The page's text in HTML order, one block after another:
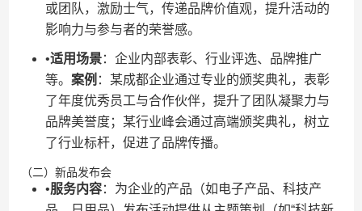
或团队，激励士气，传递品牌价值观，提升活动的
影响力与参与者的荣誉感。
•​​适用场景​​：企业内部表彰、行业评选、品牌推广
等。​ ​案例​ ​：某成都企业通过专业的颁奖典礼，表彰
了年度优秀员工与合作伙伴，提升了团队凝聚力与
品牌美誉度；某行业峰会通过高端颁奖典礼，树立
了行业标杆，促进了品牌传播。
（二）新品发布会
•​​服务内容​​：为企业的产品（如电子产品、科技产